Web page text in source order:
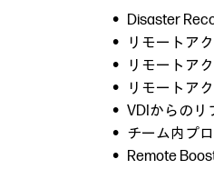
Disaster
リモートア
リモートア
リモートア
VDIからのリ
チーム内プ
Remote